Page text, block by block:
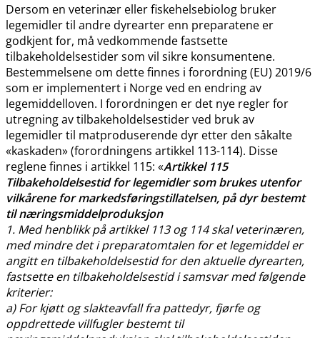
Dersom en veterinær eller fiskehelsebiolog bruker
legemidler til andre dyrearter enn preparatene er
godkjent for, må vedkommende fastsette
tilbakeholdelsestider som vil sikre konsumentene.
Bestemmelsene om dette finnes i forordning (EU) 2019/6
som er implementert i Norge ved en endring av
legemiddelloven. I forordningen er det nye regler for
utregning av tilbakeholdelsestider ved bruk av
legemidler til matproduserende dyr etter den såkalte
«kaskaden» (forordningens artikkel 113-114). Disse
reglene finnes i artikkel 115: «Artikkel 115
Tilbakeholdelsestid for legemidler som brukes utenfor
vilkårene for markedsføringstillatelsen, på dyr bestemt
til næringsmiddelproduksjon
1. Med henblikk på artikkel 113 og 114 skal veterinæren,
med mindre det i preparatomtalen for et legemiddel er
angitt en tilbakeholdelsestid for den aktuelle dyrearten,
fastsette en tilbakeholdelsestid i samsvar med følgende
kriterier:
a) For kjøtt og slakteavfall fra pattedyr, fjørfe og
oppdrettede villfugler bestemt til